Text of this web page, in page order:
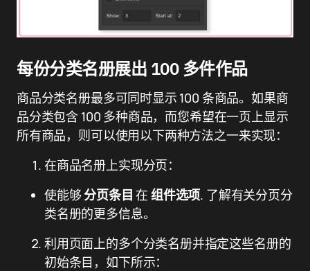
每份分类名册展出 100 多件作品
商品分类名册最多可同时显示 100 条商品。如果商
品分类包含 100 多种商品，而您希望在一页上显示
所有商品，则可以使用以下两种方法之一来实现：
在商品名册上实现分页：
使能够分页条目 在组件选项. 了解有关分页分
类名册的更多信息。
利用页面上的多个分类名册并指定这些名册的
初始条目，如下所示：